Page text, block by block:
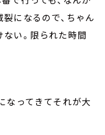
になるので、ちゃん
い。限られた時間
なってきてそれが大